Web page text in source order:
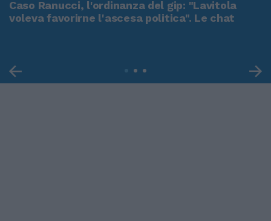
Caso Ranucci, l'ordinanza del gip: "Lavitola
voleva favorirne l'ascesa politica". Le chat